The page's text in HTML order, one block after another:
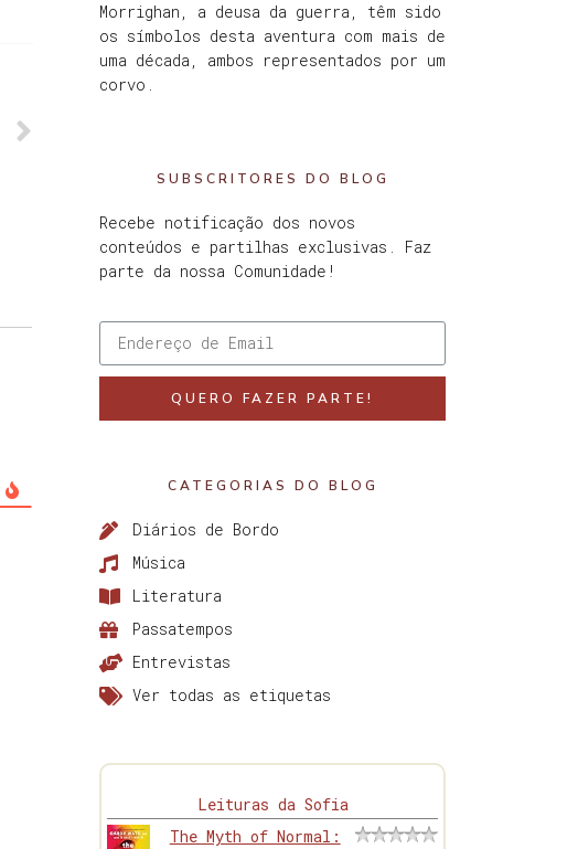
Morrighan, a deusa da guerra, têm sido
os símbolos desta aventura com mais de
uma década, ambos representados por um
corvo.
SUBSCRITORES DO BLOG
Recebe notificação dos novos
conteúdos e partilhas exclusivas. Faz
parte da nossa Comunidade!
QUERO FAZER PARTE!
CATEGORIAS DO BLOG
Diários de Bordo
Música
Literatura
Passatempos
Entrevistas
Ver todas as etiquetas
Leituras da Sofia
The Myth of Normal: